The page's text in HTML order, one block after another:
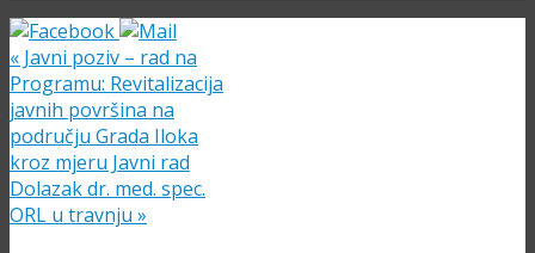
« Javni poziv – rad na
Programu: Revitalizacija
javnih površina na
području Grada Iloka
kroz mjeru Javni rad
Dolazak dr. med. spec.
ORL u travnju »